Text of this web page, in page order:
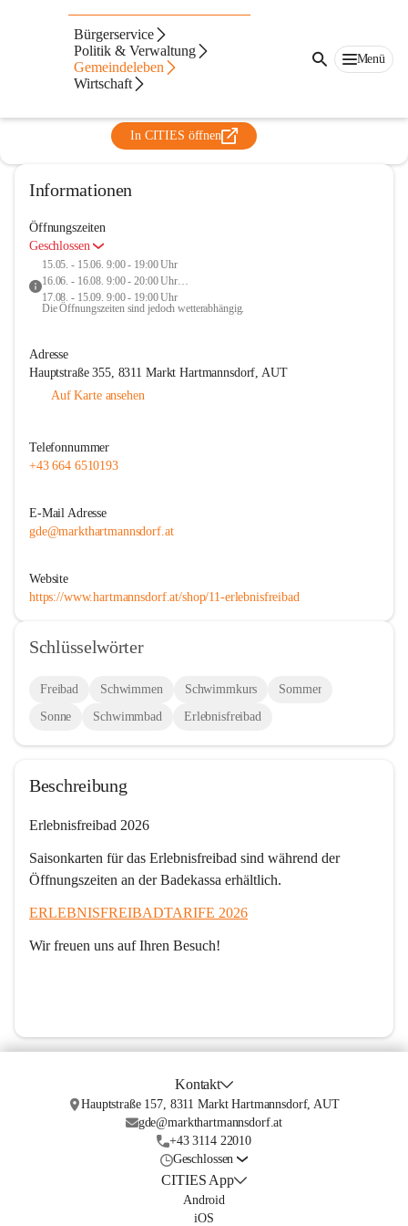
Bürgerservice
Politik & Verwaltung
Gemeindeleben
Wirtschaft
Menü
Erlebnisfreibad Markt
Hartmannsdorf
@erlebnisfreibad-markt-hartmannsdorf
Freibad
In CITIES öffnen
Informationen
Öffnungszeiten
Geschlossen
15.05. - 15.06. 9:00 - 19:00 Uhr
16.06. - 16.08. 9:00 - 20:00 Uhr
17.08. - 15.09. 9:00 - 19:00 Uhr
Die Öffnungszeiten sind jedoch wetterabhängig.
Adresse
Hauptstraße 355, 8311 Markt Hartmannsdorf, AUT
Auf Karte ansehen
Telefonnummer
+43 664 6510193
E-Mail Adresse
gde@markthartmannsdorf.at
Website
https://www.hartmannsdorf.at/shop/11-erlebnisfreibad
Schlüsselwörter
Freibad Schwimmen Schwimmkurs
Sommer
Sonne
Schwimmbad Erlebnisfreibad
Beschreibung
Erlebnisfreibad 2026
Saisonkarten für das Erlebnisfreibad sind während der
Öffnungszeiten an der Badekassa erhältlich.
ERLEBNISFREIBADTARIFE 2026
Wir freuen uns auf Ihren Besuch!
Kontakt
Hauptstraße 157, 8311 Markt Hartmannsdorf, AUT
gde@markthartmannsdorf.at
+43 3114 22010
Geschlossen
CITIES App
Android
iOS